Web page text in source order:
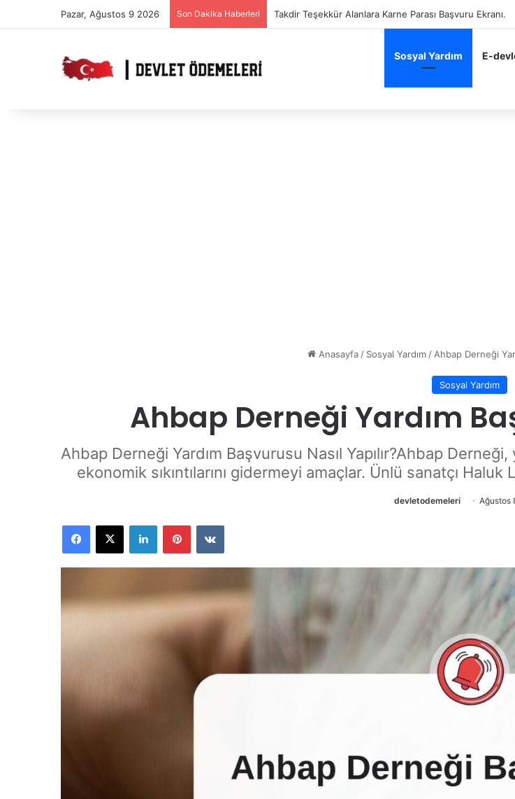
Pazar, Ağustos 9 2026 Son Dakika Haberleri Takdir Teşekkür Alan Öğrenciler Hemen Başvursun 10
Sosyal Yardım E-
Anasayfa / Sosyal Yardım / Ahbap Derneği
Sosyal Yardım
Ahbap Derneği Yardım
Ahbap Derneği Yardım Başvurusu Nasıl Yapılır?Ahbap
ekonomik sıkıntılarını gidermeyi amaçlar. Ünlü sanatçı
devletodemeleri Ağustos